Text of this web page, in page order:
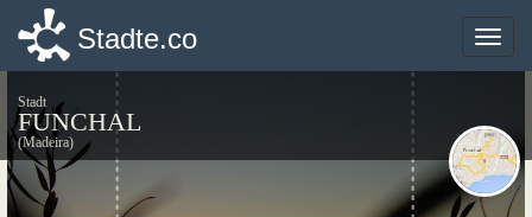
Toggle
Stadte.co
Stadt
FUNCHAL
(Madeira)
Toggle
Stadte.co